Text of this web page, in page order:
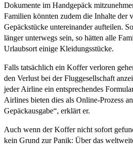
Dokumente im Handgepäck
Familien könnten zudem die Inhalte der
Gepäckstücke untereinander aufteilen.
länger unterwegs sein, so hätten alle
Urlaubsort einige Kleidungsstücke.
Falls tatsächlich ein Koffer verloren
den Verlust bei der Fluggesellschaft
jeder Airline ein entsprechendes
Airlines bieten dies als Online-Prozess
Gepäckausgabe“, erklärt er.
Auch wenn der Koffer nicht sofort
kein Grund zur Panik: Über das